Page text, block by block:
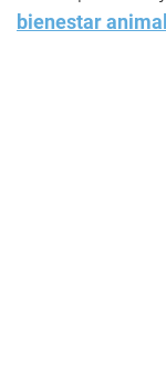
bienestar animal